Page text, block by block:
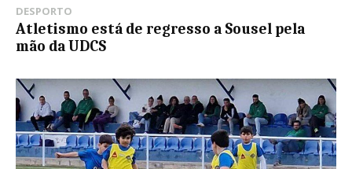
DESPORTO
Atletismo está de regresso a Sousel pela
mão da UDCS